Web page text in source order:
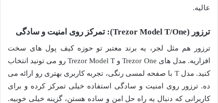
عالیه.
ترزور (Trezor Model T/One): تمرکز روی امنیت و سادگی
ترزور هم مثل لجر، یه برند معتبر تو حوزه کیف پول های سخت
افزاریه. مدل های Trezor One و Trezor Model T رو می تونید انتخاب
کنید. مدل T با صفحه لمسی رنگی، تجربه کاربری بهتری رو ارائه می
ده. ترزور روی امنیت و سادگی استفاده خیلی تمرکز کرده و برای
کاربرانی که دنبال یه راه حل امن و ساده هستن، گزینه خیلی خوبیه.